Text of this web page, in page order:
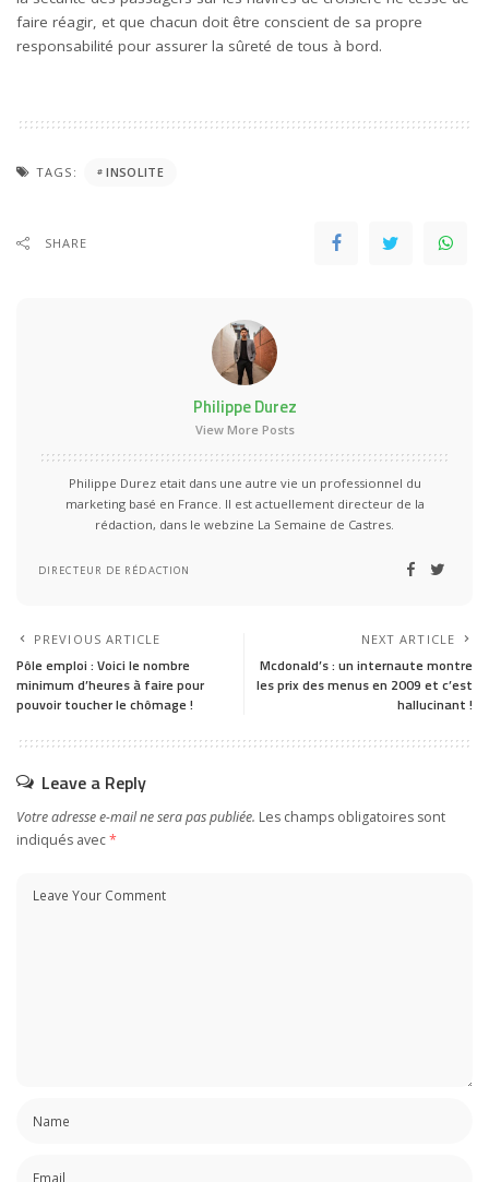
faire réagir, et que chacun doit être conscient de sa propre
responsabilité pour assurer la sûreté de tous à bord.
TAGS: INSOLITE
SHARE
Philippe Durez
View More Posts
Philippe Durez etait dans une autre vie un professionnel du
marketing basé en France. Il est actuellement directeur de la
rédaction, dans le webzine La Semaine de Castres.
DIRECTEUR DE RÉDACTION
PREVIOUS ARTICLE
Pôle emploi : Voici le nombre
minimum d’heures à faire pour
pouvoir toucher le chômage !
NEXT ARTICLE
Mcdonald’s : un internaute montre
les prix des menus en 2009 et c’est
hallucinant !
Leave a Reply
Votre adresse e-mail ne sera pas publiée. Les champs obligatoires sont
indiqués avec*